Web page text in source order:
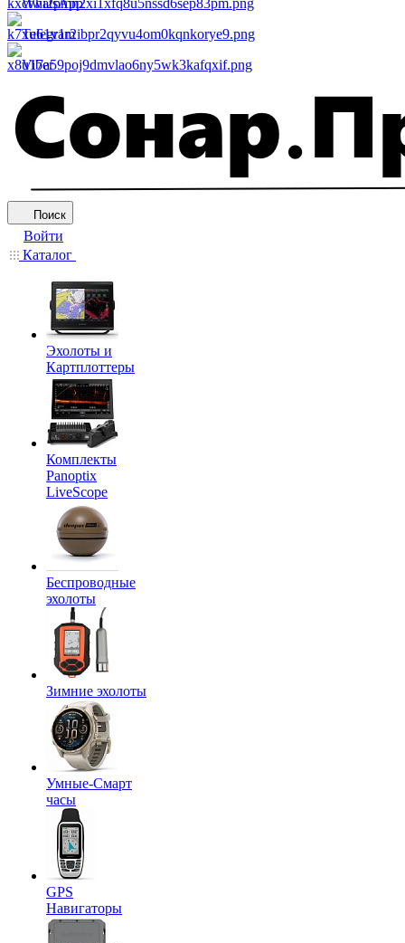
WhatsApp
Telegram
Viber
Поиск
Войти
Каталог
Эхолоты и
Картплоттеры
Комплекты
Panoptix
LiveScope
Беспроводные
эхолоты
Зимние эхолоты
Умные-Смарт
часы
GPS
Навигаторы